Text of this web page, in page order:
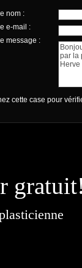
nom :
e-mail :
message :
cette case pour
Banque